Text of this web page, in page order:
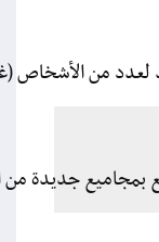
من الأشخاص
جديدة من